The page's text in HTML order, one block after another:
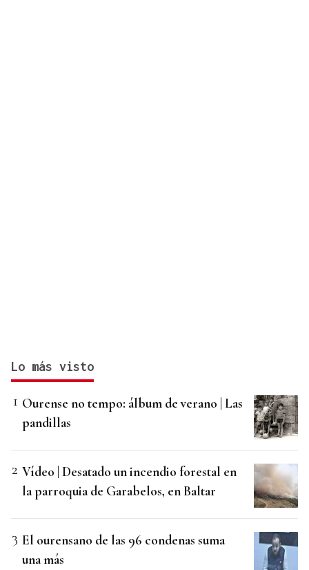
Lo más visto
Ourense no tempo: álbum de verano | Las
pandillas
Vídeo | Desatado un incendio forestal en
la parroquia de Garabelos, en Baltar
El ourensano de las 96 condenas suma
una más